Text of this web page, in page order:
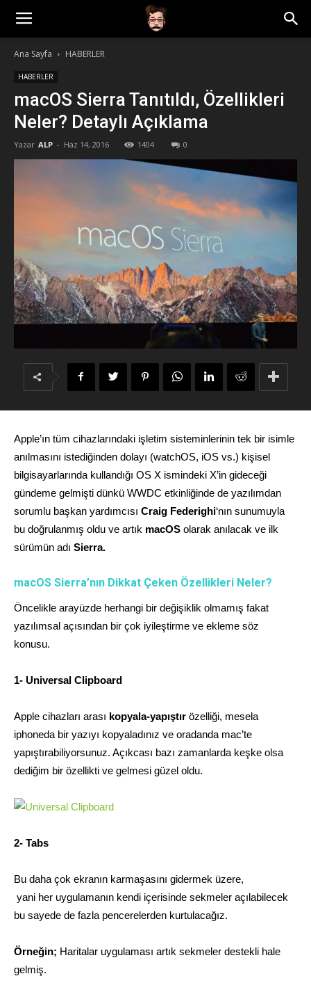
Ana Sayfa HABERLER
HABERLER
macOS Sierra Tanıtıldı, Özellikleri
Neler? Detaylı Açıklama
Yazar ALP - Haz 14, 2016 1404 0
Apple’ın tüm cihazlarındaki işletim sisteminlerinin tek bir isimle
anılmasını istediğinden dolayı (watchOS, iOS vs.) kişisel
bilgisayarlarında kullandığı OS X ismindeki X’in gideceği
gündeme gelmişti dünkü WWDC etkinliğinde de yazılımdan
sorumlu başkan yardımcısı Craig Federighi‘nın sunumuyla
bu doğrulanmış oldu ve artık macOS olarak anılacak ve ilk
sürümün adı Sierra.
macOS Sierra’nın Dikkat Çeken Özellikleri Neler?
Öncelikle arayüzde herhangi bir değişiklik olmamış fakat
yazılımsal açısından bir çok iyileştirme ve ekleme söz
konusu.
1- Universal Clipboard
Apple cihazları arası kopyala-yapıştır özelliği, mesela
iphoneda bir yazıyı kopyaladınız ve oradanda mac’te
yapıştırabiliyorsunuz. Açıkcası bazı zamanlarda keşke olsa
dediğim bir özellikti ve gelmesi güzel oldu.
2- Tabs
Bu daha çok ekranın karmaşasını gidermek üzere,
yani her uygulamanın kendi içerisinde sekmeler açılabilecek
bu sayede de fazla pencerelerden kurtulacağız.
Örneğin; Haritalar uygulaması artık sekmeler destekli hale
gelmiş.